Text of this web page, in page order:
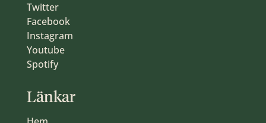
Twitter
Facebook
Instagram
Youtube
Spotify
Länkar